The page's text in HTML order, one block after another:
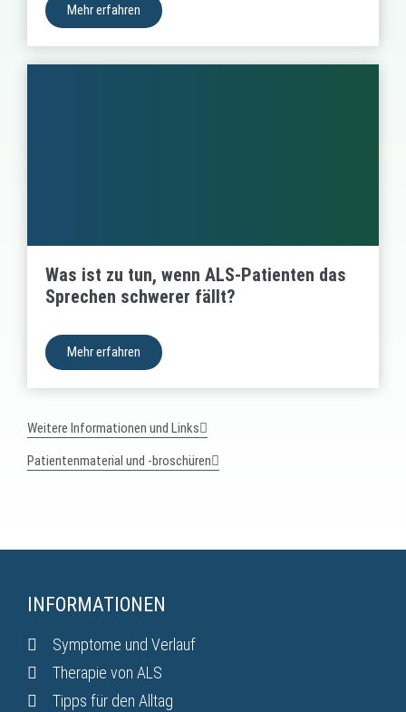
Mehr erfahren
Was ist zu tun, wenn ALS-Patienten das
Sprechen schwerer fällt?
Mehr erfahren
Weitere Informationen und Links
Patientenmaterial und -broschüren
INFORMATIONEN
Symptome und Verlauf
Therapie von ALS
Tipps für den Alltag